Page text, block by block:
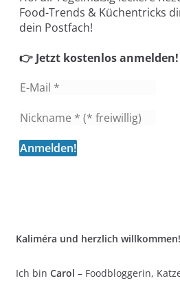
Food-Trends & Küchentricks
dein Postfach!
👉 Jetzt kostenlos anmelden!
Kaliméra und herzlich
Ich bin Carol – Foodbloggerin,